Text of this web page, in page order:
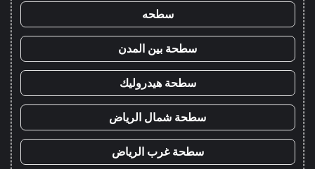
سطحه
سطحة بين المدن
سطحة هيدروليك
سطحة شمال الرياض
سطحة غرب الرياض